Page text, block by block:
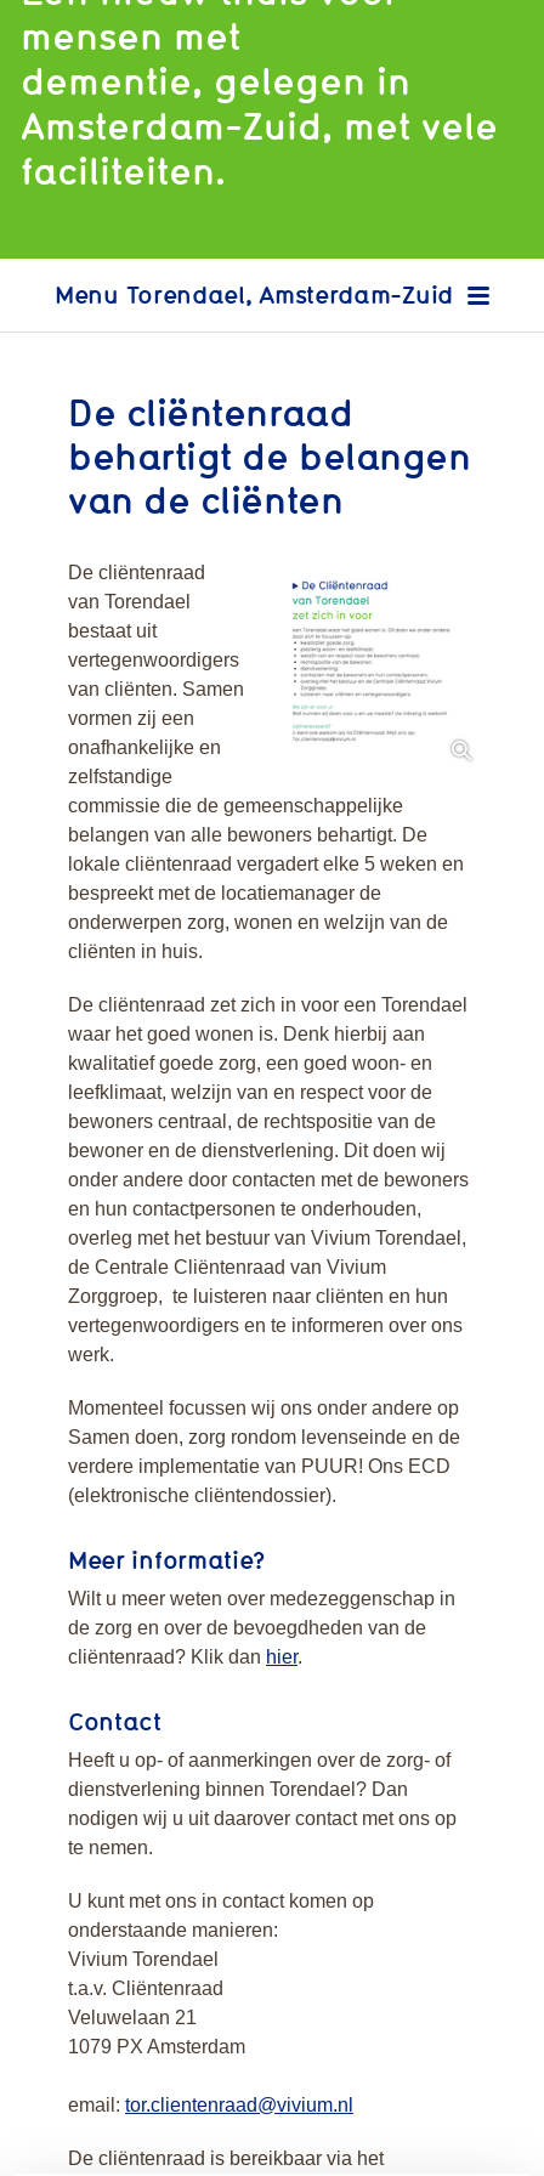
mensen met
dementie, gelegen in
Amsterdam-Zuid, met vele
faciliteiten.
Torendael, Amsterdam-Zuid
De cliëntenraad
behartigt de belangen
van de cliënten
De cliëntenraad
van Torendael
bestaat uit
vertegenwoordigers
van cliënten. Samen
vormen zij een
onafhankelijke en
zelfstandige
commissie die de gemeenschappelijke
belangen van alle bewoners behartigt. De
lokale cliëntenraad vergadert elke 5 weken en
bespreekt met de locatiemanager de
onderwerpen zorg, wonen en welzijn van de
cliënten in huis.
De cliëntenraad zet zich in voor een Torendael
waar het goed wonen is. Denk hierbij aan
kwalitatief goede zorg, een goed woon- en
leefklimaat, welzijn van en respect voor de
bewoners centraal, de rechtspositie van de
bewoner en de dienstverlening. Dit doen wij
onder andere door contacten met de bewoners
en hun contactpersonen te onderhouden,
overleg met het bestuur van Vivium Torendael,
de Centrale Cliëntenraad van Vivium
Zorggroep, te luisteren naar cliënten en hun
vertegenwoordigers en te informeren over ons
werk.
Momenteel focussen wij ons onder andere op
Samen doen, zorg rondom levenseinde en de
verdere implementatie van PUUR! Ons ECD
(elektronische cliëntendossier).
Meer informatie?
Wilt u meer weten over medezeggenschap in
de zorg en over de bevoegdheden van de
cliëntenraad? Klik dan hier.
Contact
Heeft u op- of aanmerkingen over de zorg- of
dienstverlening binnen Torendael? Dan
nodigen wij u uit daarover contact met ons op
te nemen.
U kunt met ons in contact komen op
onderstaande manieren:
Vivium Torendael
t.a.v. Cliëntenraad
Veluwelaan 21
1079 PX Amsterdam
email: tor.clientenraad@vivium.nl
De cliëntenraad is bereikbaar via het